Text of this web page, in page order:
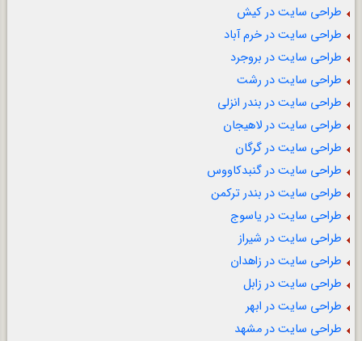
طراحی سایت در کیش
طراحی سایت در خرم آباد
طراحی سایت در بروجرد
طراحی سایت در رشت
طراحی سایت در بندر انزلی
طراحی سایت در لاهیجان
طراحی سایت در گرگان
طراحی سایت در گنبدکاووس
طراحی سایت در بندر ترکمن
طراحی سایت در یاسوج
طراحی سایت در شیراز
طراحی سایت در زاهدان
طراحی سایت در زابل
طراحی سایت در ابهر
طراحی سایت در مشهد